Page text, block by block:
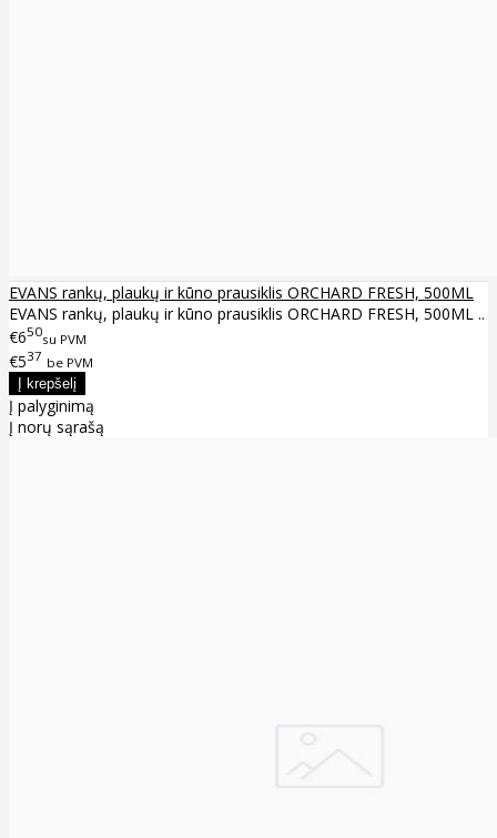
EVANS rankų, plaukų ir kūno prausiklis ORCHARD FRESH, 500ML
EVANS rankų, plaukų ir kūno prausiklis ORCHARD FRESH, 500ML ..
€650su PVM
€537 be PVM
Į palyginimą
Į norų sąrašą